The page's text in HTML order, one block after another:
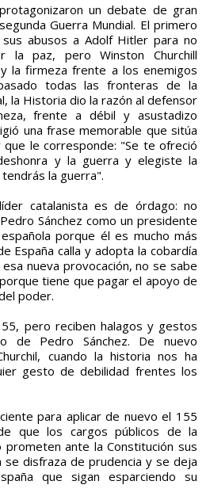
un debate de gran
Guerra Mundial. El primero
abusos a Adolf Hitler para no
la paz, pero Winston Churchill
la firmeza frente a los enemigos
todas las fronteras de la
la Historia dio la razón al defensor
frente a débil y asustadizo
una frase memorable que sitúa
que le corresponde: "Se te ofreció
y la guerra y elegiste la
la guerra".
catalanista es de órdago: no
Sánchez como un presidente
porque él es mucho más
España calla y adopta la cobardía
nueva provocación, no se sabe
tiene que pagar el apoyo de
poder.
pero reciben halagos y gestos
de Pedro Sánchez. De nuevo
cuando la historia nos ha
gesto de debilidad frentes los
para aplicar de nuevo el 155
que los cargos públicos de la
prometen ante la Constitución sus
se disfraza de prudencia y se deja
que sigan esparciendo su